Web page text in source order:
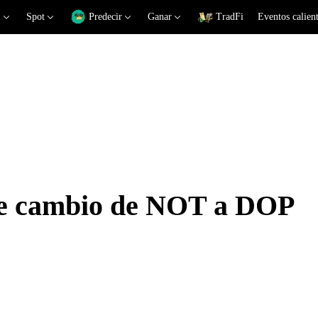
Spot Predecir Ganar TradFi Eventos
cambio de NOT a DOP